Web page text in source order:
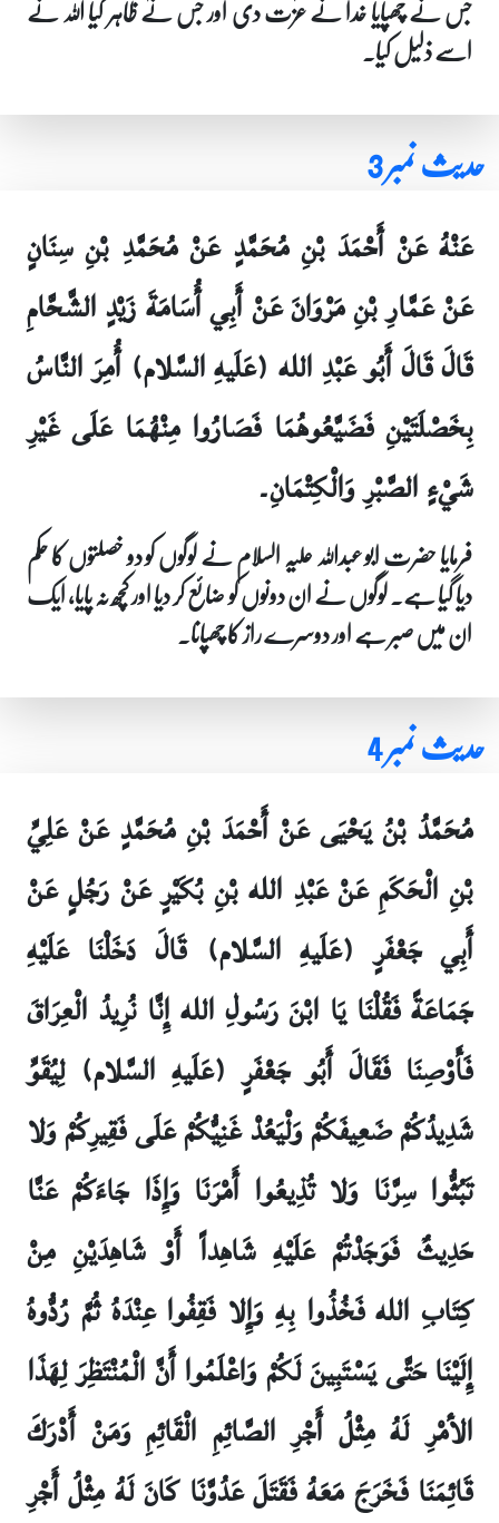
اسے ذلیل کیا۔
حدیث نمبر 3
عَنْهُ عَنْ أَحْمَدَ بْنِ مُحَمَّدٍ عَنْ مُحَمَّدِ بْنِ سِنَانٍ
عَنْ عَمَّارِ بْنِ مَرْوَانَ عَنْ أَبِي أُسَامَةَ زَيْدٍ الشَّحَّامِ
قَالَ قَالَ أَبُو عَبْدِ الله (عَلَيهِ السَّلام) أُمِرَ النَّاسُ
بِخَصْلَتَيْنِ فَضَيَّعُوهُمَا فَصَارُوا مِنْهُمَا عَلَى غَيْرِ
شَيْ‏ءٍ الصَّبْرِ وَالْكِتْمَانِ۔
فرمایا حضرت ابو عبداللہ علیہ السلام نے لوگوں کو دو خصلتوں کا حکم
دیا گیا ہے۔ لوگوں نے ان دونوں کو ضائع کر دیا اور کچھ نہ پایا، ایک
ان میں صبر ہے اور دوسرے راز کا چھپانا۔
حدیث نمبر 4
مُحَمَّدُ بْنُ يَحْيَى عَنْ أَحْمَدَ بْنِ مُحَمَّدٍ عَنْ عَلِيِّ
بْنِ الْحَكَمِ عَنْ عَبْدِ الله بْنِ بُكَيْرٍ عَنْ رَجُلٍ عَنْ
أَبِي جَعْفَرٍ (عَلَيهِ السَّلام) قَالَ دَخَلْنَا عَلَيْهِ
جَمَاعَةً فَقُلْنَا يَا ابْنَ رَسُولِ الله إِنَّا نُرِيدُ الْعِرَاقَ
فَأَوْصِنَا فَقَالَ أَبُو جَعْفَرٍ (عَلَيهِ السَّلام) لِيُقَوِّ
شَدِيدُكُمْ ضَعِيفَكُمْ وَلْيَعُدْ غَنِيُّكُمْ عَلَى فَقِيرِكُمْ وَلا
تَبُثُّوا سِرَّنَا وَلا تُذِيعُوا أَمْرَنَا وَإِذَا جَاءَكُمْ عَنَّا
حَدِيثٌ فَوَجَدْتُمْ عَلَيْهِ شَاهِداً أَوْ شَاهِدَيْنِ مِنْ
كِتَابِ الله فَخُذُوا بِهِ وَإِلا فَقِفُوا عِنْدَهُ ثُمَّ رُدُّوهُ
إِلَيْنَا حَتَّى يَسْتَبِينَ لَكُمْ وَاعْلَمُوا أَنَّ الْمُنْتَظِرَ لِهَذَا
الأمْرِ لَهُ مِثْلُ أَجْرِ الصَّائِمِ الْقَائِمِ وَمَنْ أَدْرَكَ
قَائِمَنَا فَخَرَجَ مَعَهُ فَقَتَلَ عَدُوَّنَا كَانَ لَهُ مِثْلُ أَجْرِ